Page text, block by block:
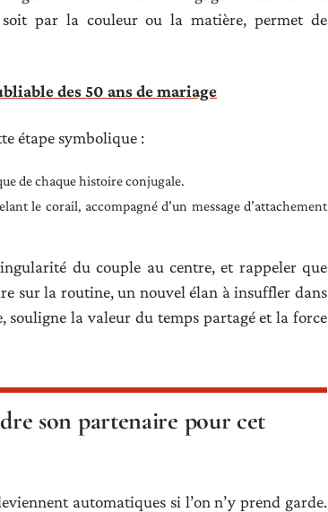
par la couleur ou la matière, permet de
des 50 ans de mariage
étape symbolique :
de chaque histoire conjugale.
le corail, accompagné d’un message d’attachement
du couple au centre, et rappeler que
sur la routine, un nouvel élan à insuffler dans
la valeur du temps partagé et la force
son partenaire pour cet
automatiques si l’on n’y prend garde.